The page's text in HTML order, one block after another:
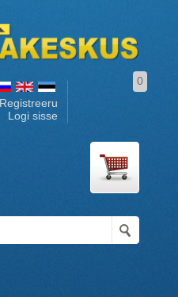
Registreeru
Logi sisse
0